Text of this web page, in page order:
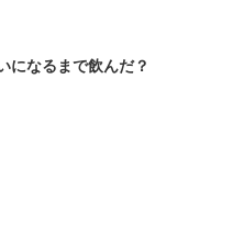
になるまで飲んだ？